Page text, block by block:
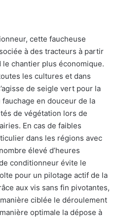
cette faucheuse
à des tracteurs à partir
le chantier plus économique.
les cultures et dans
de seigle vert pour la
en douceur de la
de végétation lors de
En cas de faibles
dans les régions avec
élevé d’heures
conditionneur évite le
pour un pilotage actif de la
aux vis sans fin pivotantes,
ciblée le déroulement
optimale la dépose à